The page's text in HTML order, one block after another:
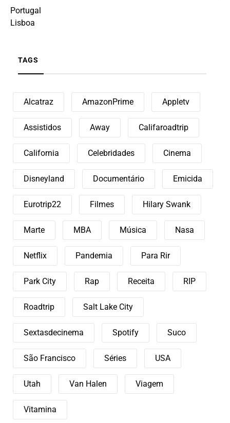
Portugal
Lisboa
TAGS
Alcatraz AmazonPrime Appletv
Assistidos Away Califaroadtrip
California Celebridades Cinema
Disneyland Documentário Emicida
Eurotrip22 Filmes Hilary Swank
Marte MBA Música Nasa
Netflix Pandemia Para Rir
Park City Rap Receita RIP
Roadtrip Salt Lake City
Sextasdecinema Spotify Suco
São Francisco Séries USA
Utah Van Halen Viagem
Vitamina